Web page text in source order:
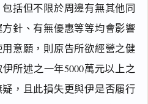
括但不限於周邊有無其他同
針、有無優惠等等均會影響
意願，則原告所欲經營之健
所述之一年5000萬元以上之
，且此損失更與伊是否履行